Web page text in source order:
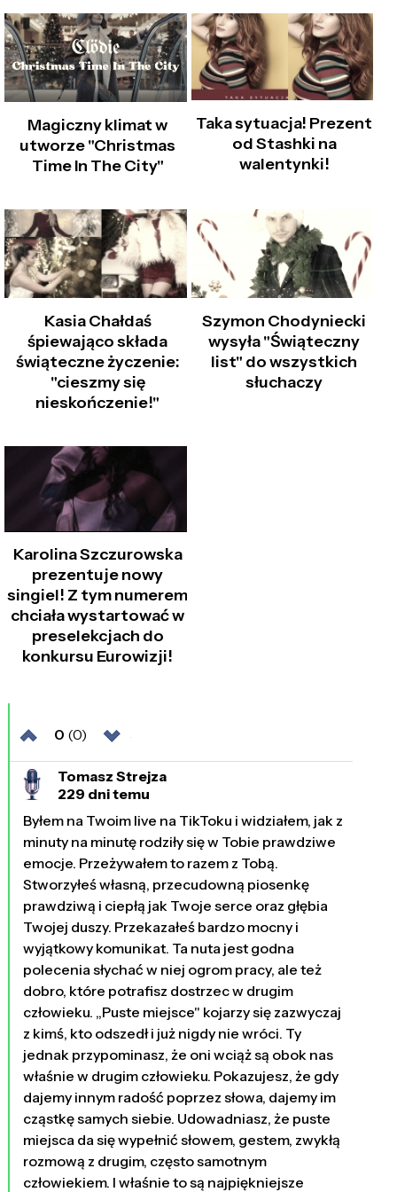
Magiczny klimat w
utworze "Christmas
Time In The City"
Taka sytuacja! Prezent
od Stashki na
walentynki!
Kasia Chałdaś
śpiewająco składa
świąteczne życzenie:
"cieszmy się
nieskończenie!"
Szymon Chodyniecki
wysyła "Świąteczny
list" do wszystkich
słuchaczy
Karolina Szczurowska
prezentuje nowy
singiel! Z tym numerem
chciała wystartować w
preselekcjach do
konkursu Eurowizji!
0 (0)
Tomasz Strejza
229 dni temu
Byłem na Twoim live na TikToku i widziałem, jak z
minuty na minutę rodziły się w Tobie prawdziwe
emocje. Przeżywałem to razem z Tobą.
Stworzyłeś własną, przecudowną piosenkę
prawdziwą i ciepłą jak Twoje serce oraz głębia
Twojej duszy. Przekazałeś bardzo mocny i
wyjątkowy komunikat. Ta nuta jest godna
polecenia słychać w niej ogrom pracy, ale też
dobro, które potrafisz dostrzec w drugim
człowieku. „Puste miejsce" kojarzy się zazwyczaj
z kimś, kto odszedł i już nigdy nie wróci. Ty
jednak przypominasz, że oni wciąż są obok nas
właśnie w drugim człowieku. Pokazujesz, że gdy
dajemy innym radość poprzez słowa, dajemy im
cząstkę samych siebie. Udowadniasz, że puste
miejsca da się wypełnić słowem, gestem, zwykłą
rozmową z drugim, często samotnym
człowiekiem. I właśnie to są najpiękniejsze